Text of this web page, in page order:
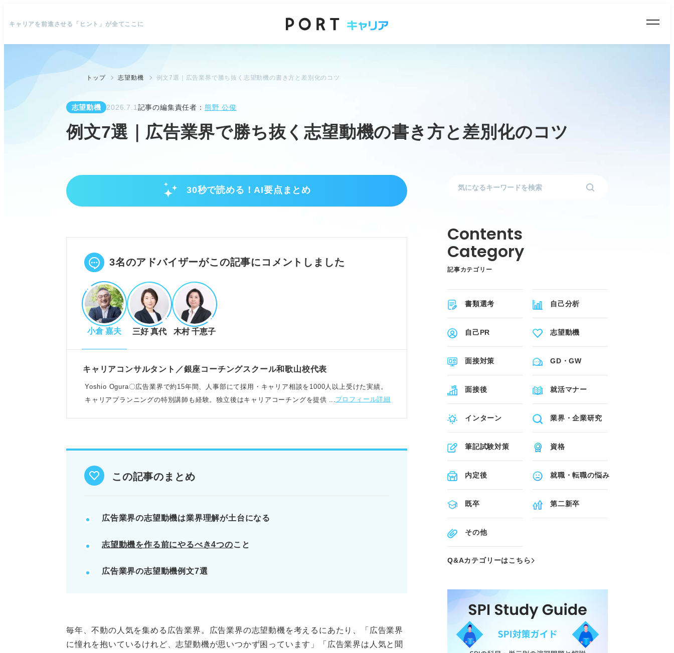
キャリアを前進させる「ヒント」が全てここに
トップ 志望動機 例文7選｜広告業界で勝ち抜く志望動機の書き方と差別化のコツ
志望動機 2026.7.1 記事の編集責任者： 熊野 公俊
例文7選｜広告業界で勝ち抜く志望動機の書き方と差別化のコツ
30秒で読める！AI要点まとめ
広告業界の理解と求められるスキル
コミュニケーション・発想力・情報収集力が評価される。
POINT：動画広告やWeb広告拡大など業界トレンドを把握しよう。
志望動機作成の事前準備と構成
自己分析で強みや価値観を明確にする。
他業界と比較し広告業界で成し遂げたいことを挙げる。
結論から始め、業界・企業志望理由、入社後の展望で構成する。
POINT：企業独自の強みと自分の価値観を掛け合わせ、その企業でなければな
新卒採用でクリエイティブ性のアピールは非効果的。
広告業界の志望動機は念入りな業界理解が土台となる
志望動機でアピールしよう！ 広告業界で求められるスキル
3名のアドバイザーがこの記事にコメントしました
小倉 嘉夫 三好 真代 木村 千恵子
キャリアコンサルタント／銀座コーチングスクール和歌山校代表
Yoshio Ogura〇広告業界で約15年間、人事部にて採用・キャリア相談を1000人以上受けた実績。
キャリアプランニングの特別講師も経験。独立後はキャリアコーチングを提供しキャリア相談に携
プロフィール詳細
この記事のまとめ
広告業界の志望動機は業界理解が土台になる
志望動機を作る前にやるべき4つのこと
広告業界の志望動機例文7選
毎年、不動の人気を集める広告業界。広告業界の志望動機を考えるにあたり、「広告業界
に憧れを抱いているけれど、志望動機が思いつかず困っています」「広告業界は人気と聞
記事カテゴリー
書類選考 自己分析
自己PR 志望動機
面接対策 GD・GW
面接後 就活マナー
インターン 業界・企業研究
筆記試験対策 資格
内定後 就職・転職の悩み
既卒 第二新卒
その他
Q&Aカテゴリーはこちら